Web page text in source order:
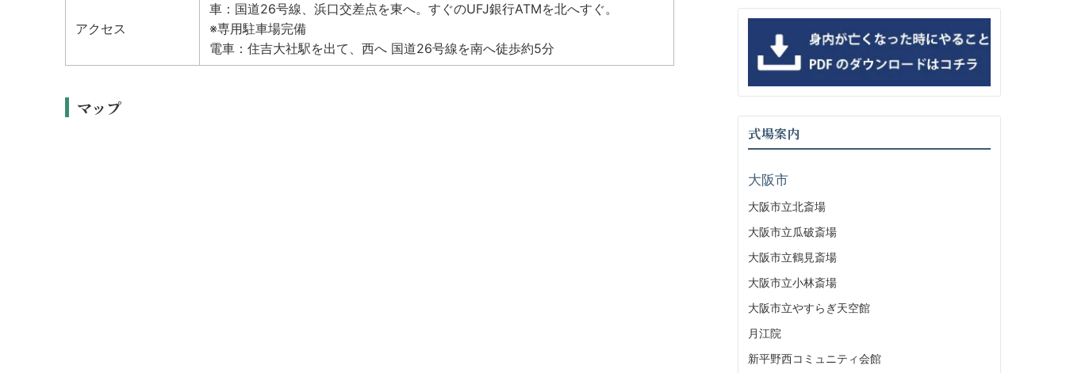
アクセス
車：国道26号線、浜口交差点を東へ。すぐのUFJ銀行ATMを北へすぐ。
※専用駐車場完備
電車：住吉大社駅を出て、西へ 国道26号線を南へ徒歩約5分
マップ
式場案内
大阪市
大阪市立北斎場
大阪市立瓜破斎場
大阪市立鶴見斎場
大阪市立小林斎場
大阪市立やすらぎ天空館
月江院
新平野西コミュニティ会館